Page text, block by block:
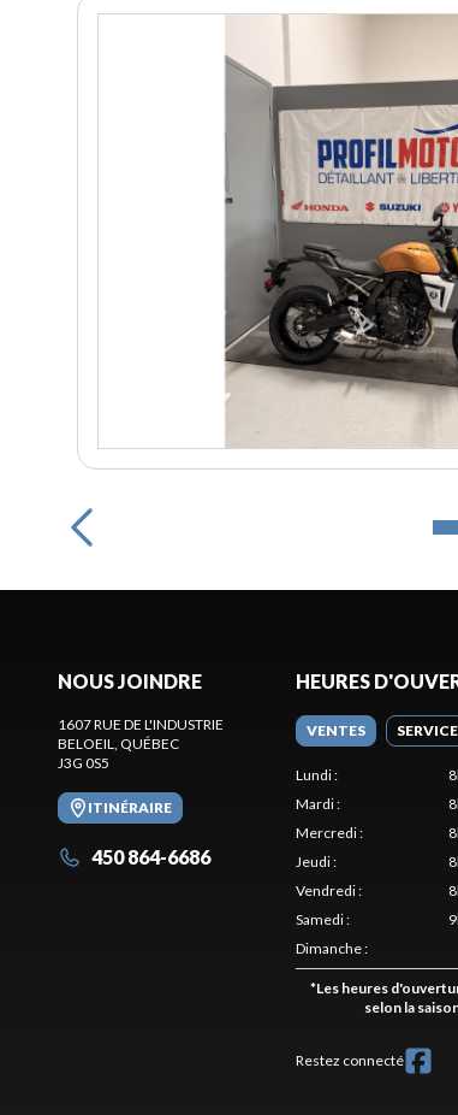
NOUS JOINDRE
1607 RUE DE L'INDUSTRIE
BELOEIL , QUÉBEC
J3G 0S5
ITINÉRAIRE
450 864-6686
HEURES
VENTES SERVICE
Lundi:
Mardi:
Mercredi:
Jeudi:
Vendredi:
Samedi:
Dimanche:
*Les heures
selon la
Restez connecté